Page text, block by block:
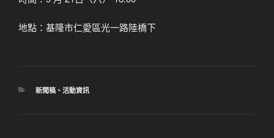
地點：基隆市仁愛區光一路陸橋下
分
新聞稿、 活動資訊